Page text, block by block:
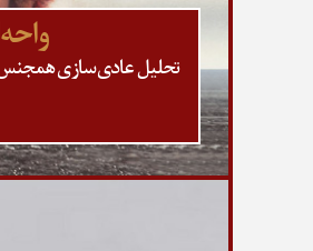
تحلیل عادی‌سازی